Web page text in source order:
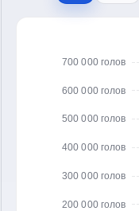
200 000 голов
300 000 голов
400 000 голов
500 000 голов
600 000 голов
700 000 голов